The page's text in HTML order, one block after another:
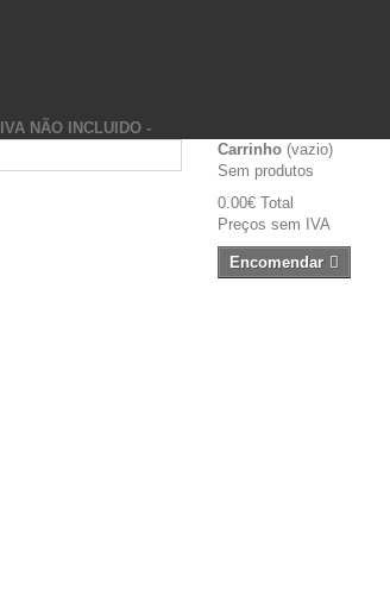
NÃO INCLUIDO -
Carrinho (vazio)
Sem produtos
0.00€ Total
Preços sem IVA
Encomendar